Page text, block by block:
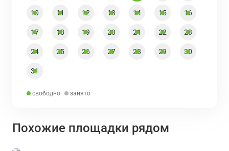
10 11 12 13 14 15 16
17 18 19 20 21 22 23
24 25 26 27 28 29 30
31
свободно занято
Похожие площадки рядом